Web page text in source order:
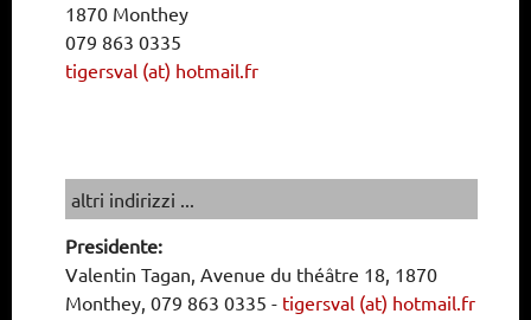
1870 Monthey
079 863 0335
tigersval (at) hotmail.fr
altri indirizzi ...
Presidente:
Valentin Tagan, Avenue du théâtre 18, 1870
Monthey, 079 863 0335 - tigersval (at) hotmail.fr